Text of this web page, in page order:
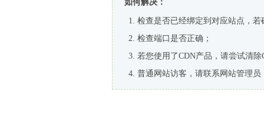
如何解决：
检查是否已经绑定到对应站点，
检查端口是否正确；
若您使用了CDN产品，请尝试清除
普通网站访客，请联系网站管理员